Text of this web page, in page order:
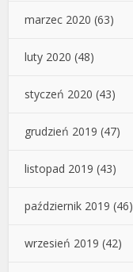
marzec 2020 (63)
luty 2020 (48)
styczeń 2020 (43)
grudzień 2019 (47)
listopad 2019 (43)
październik 2019 (46)
wrzesień 2019 (42)